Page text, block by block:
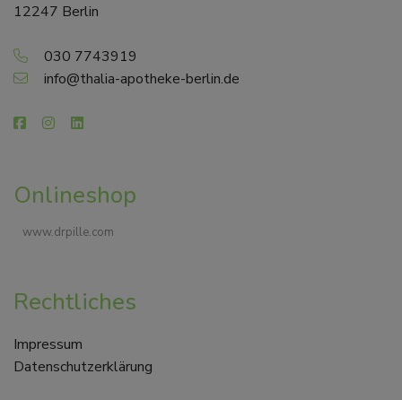
12247 Berlin
030 7743919
info@thalia-apotheke-berlin.de
Onlineshop
www.drpille.com
Rechtliches
Impressum
Datenschutzerklärung